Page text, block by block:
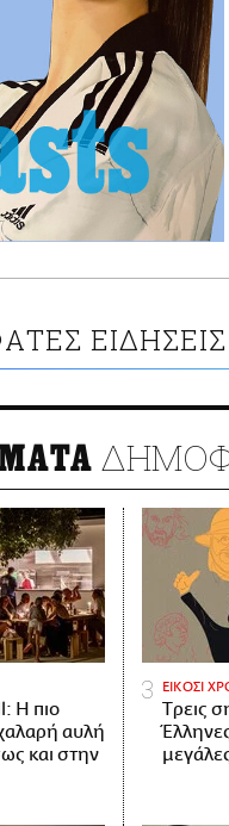
ΕΙΔΗΣΕΙΣ
Η πιο
αυλή
και στην
ΕΙΚΟΣΙ
Tρεις